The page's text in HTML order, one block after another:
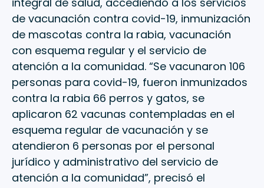
de vacunación contra covid-19, inmunización
de mascotas contra la rabia, vacunación
con esquema regular y el servicio de
atención a la comunidad. “Se vacunaron 106
personas para covid-19, fueron inmunizados
contra la rabia 66 perros y gatos, se
aplicaron 62 vacunas contempladas en el
esquema regular de vacunación y se
atendieron 6 personas por el personal
jurídico y administrativo del servicio de
atención a la comunidad”, precisó el